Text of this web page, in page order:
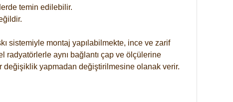
temin edilebilir.
sistemiyle montaj yapılabilmekte, ince ve zarif
radyatörlerle aynı bağlantı çap ve ölçülerine
değişiklik yapmadan değiştirilmesine olanak verir.